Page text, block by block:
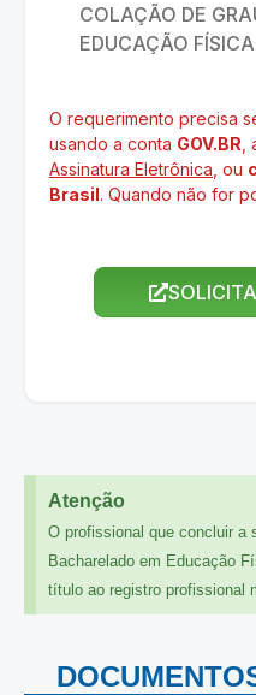
COLAÇÃO DE
EDUCAÇÃO
O requerimento precisa
usando a conta GOV.BR
Assinatura Eletrônica , ou
Brasil. Quando não for
Atenção
O profissional que concluir a
Bacharelado em Educação
título ao registro profissional